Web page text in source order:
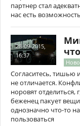
партнер стал
нас есть возможность
28-09-2015,
16:37
Согласитесь, тишью
не отличается.
норовят
беженец пакует
однозначно что-то
пользоваться